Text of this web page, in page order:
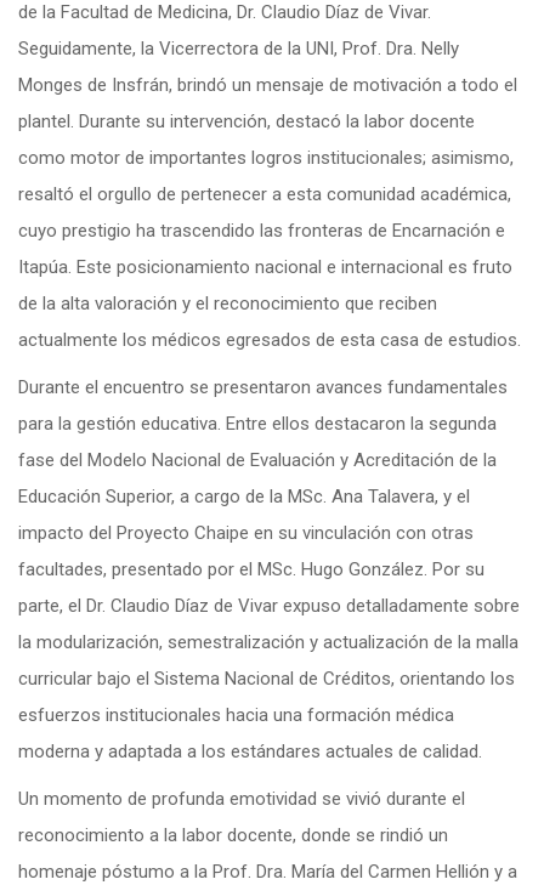
de la Facultad de Medicina, Dr. Claudio Díaz de Vivar.
Seguidamente, la Vicerrectora de la UNI, Prof. Dra. Nelly
Monges de Insfrán, brindó un mensaje de motivación a todo el
plantel. Durante su intervención, destacó la labor docente
como motor de importantes logros institucionales; asimismo,
resaltó el orgullo de pertenecer a esta comunidad académica,
cuyo prestigio ha trascendido las fronteras de Encarnación e
Itapúa. Este posicionamiento nacional e internacional es fruto
de la alta valoración y el reconocimiento que reciben
actualmente los médicos egresados de esta casa de estudios.
Durante el encuentro se presentaron avances fundamentales
para la gestión educativa. Entre ellos destacaron la segunda
fase del Modelo Nacional de Evaluación y Acreditación de la
Educación Superior, a cargo de la MSc. Ana Talavera, y el
impacto del Proyecto Chaipe en su vinculación con otras
facultades, presentado por el MSc. Hugo González. Por su
parte, el Dr. Claudio Díaz de Vivar expuso detalladamente sobre
la modularización, semestralización y actualización de la malla
curricular bajo el Sistema Nacional de Créditos, orientando los
esfuerzos institucionales hacia una formación médica
moderna y adaptada a los estándares actuales de calidad.
Un momento de profunda emotividad se vivió durante el
reconocimiento a la labor docente, donde se rindió un
homenaje póstumo a la Prof. Dra. María del Carmen Hellión y a